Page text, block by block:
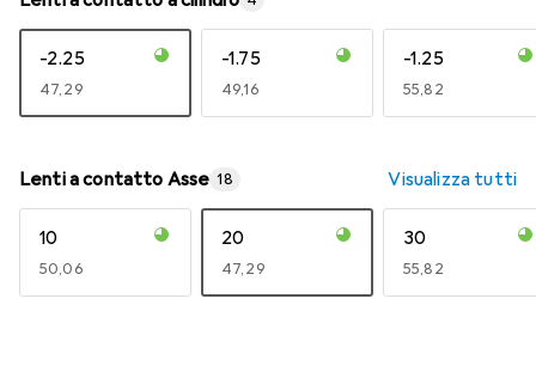
-2.25
EUR
47,29
-1.75
EUR
49,16
-1.25
EUR
55,82
Lenti a contatto Asse 18 Visualizza tutti
10
EUR
50,06
20
EUR
47,29
30
EUR
55,82